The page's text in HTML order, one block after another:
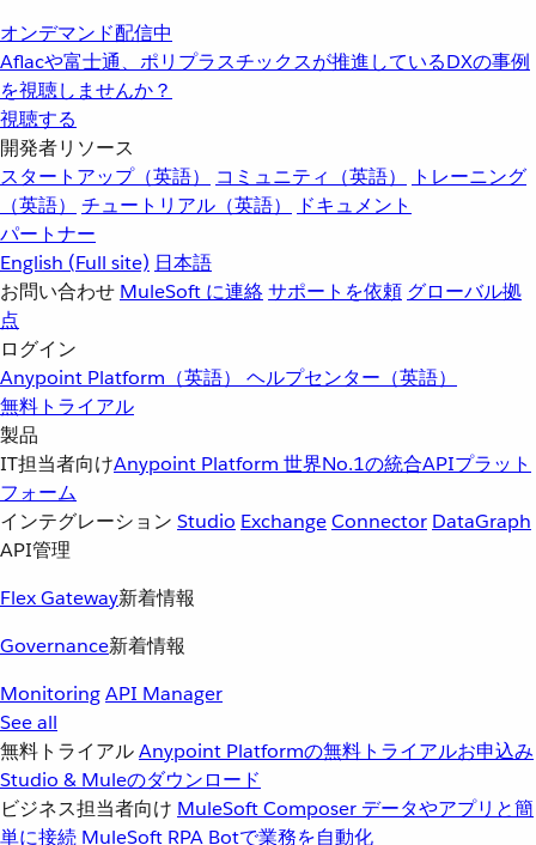
オンデマンド配信中
Aflacや富士通、ポリプラスチックスが推進しているDXの事例
を視聴しませんか？
視聴する
開発者リソース
スタートアップ（英語）
コミュニティ（英語）
トレーニング
（英語）
チュートリアル（英語）
ドキュメント
パートナー
English (Full site) 日本語
お問い合わせ MuleSoft に連絡サポートを依頼 グローバル拠
点
ログイン
Anypoint Platform（英語） ヘルプセンター（英語）
無料トライアル
製品
IT担当者向けAnypoint Platform 世界No.1の統合APIプラット
フォーム
インテグレーション Studio ExchangeConnector DataGraph
API管理
Flex Gateway新着情報
Governance新着情報
MonitoringAPI Manager
See all
無料トライアルAnypoint Platformの無料トライアルお申込み
Studio & Muleのダウンロード
ビジネス担当者向け MuleSoft Composer データやアプリと簡
単に接続 MuleSoft RPA Botで業務を自動化